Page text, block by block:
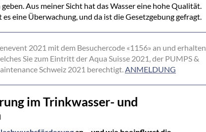
Aus meiner Sicht hat das Wasser eine hohe Qualität.
eine Überwachung, und da ist die Gesetzgebung gefragt.
2021 mit dem Besuchercode «1156» an und erhalten
Sie zum Eintritt der Aqua Suisse 2021, der PUMPS &
Schweiz 2021 berechtigt. ANMELDUNG
im Trinkwasser- und